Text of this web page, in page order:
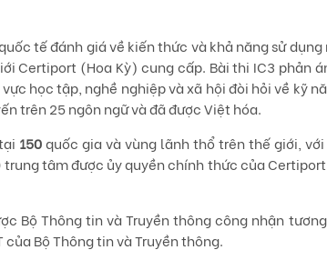
tế đánh giá về kiến thức và khả năng sử
Certiport (Hoa Kỳ) cung cấp. Bài thi IC3 phản
học tập, nghề nghiệp và xã hội đòi hỏi về kỹ
trên 25 ngôn ngữ và đã được Việt hóa.
150quốc gia và vùng lãnh thổ trên thế giới,
tâm được ủy quyền chính thức của
Bộ Thông tin và Truyền thông công nhận
Bộ Thông tin và Truyền thông.